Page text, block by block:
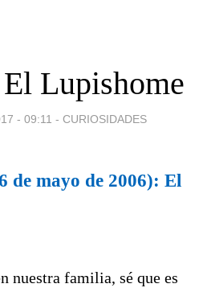
Lupishome
- 09:11 - CURIOSIDADES
de mayo de 2006): El
nuestra familia, sé que es